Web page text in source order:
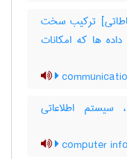
ترکیب سخت
داده ها که امکانات
سیستم اطلاعاتی
computer